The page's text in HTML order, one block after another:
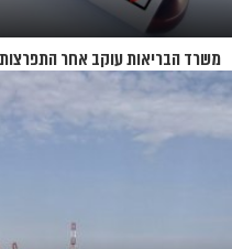
משרד הבריאות עוקב אחר
החולים”